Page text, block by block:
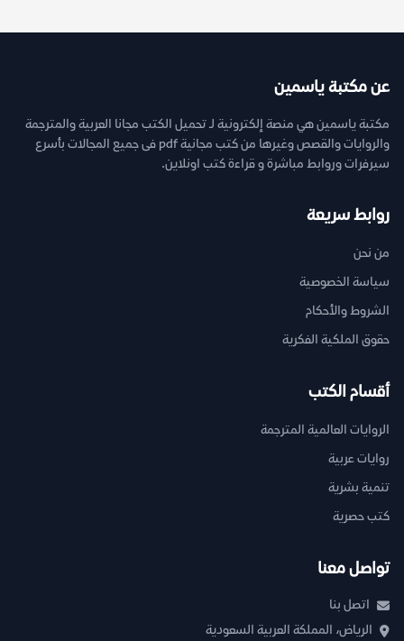
عن مكتبة ياسمين
مكتبة ياسمين هي منصة إلكترونية لـ تحميل الكتب مجانا العربية والمترجمة
والروايات والقصص وغيرها من كتب مجانية pdf فى جميع المجالات بأسرع
سيرفرات وروابط مباشرة و قراءة كتب اونلاين.
روابط سريعة
من نحن
سياسة الخصوصية
الشروط والأحكام
حقوق الملكية الفكرية
أقسام الكتب
الروايات العالمية المترجمة
روايات عربية
تنمية بشرية
كتب حصرية
تواصل معنا
اتصل بنا
الرياض، المملكة العربية السعودية